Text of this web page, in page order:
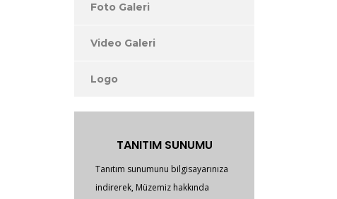
Foto Galeri
Video Galeri
Logo
TANITIM SUNUMU
Tanıtım sunumunu bilgisayarınıza
indirerek, Müzemiz hakkında